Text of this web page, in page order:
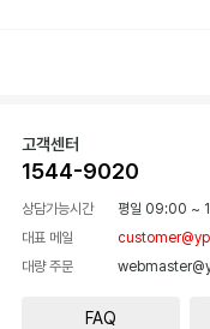
고객센터
1544-9020
상담가능시간 평일 09:00 ~
대표 메일
대량 주문
FAQ